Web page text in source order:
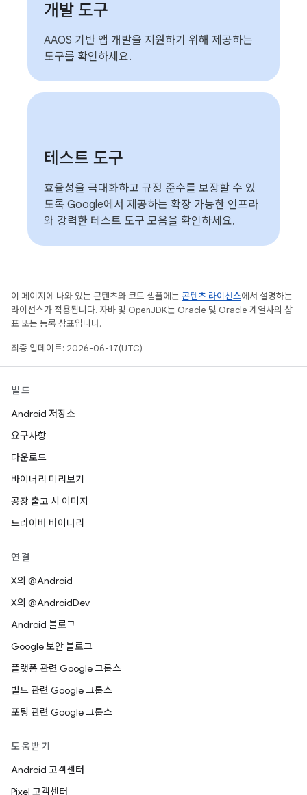
개발 도구
AAOS 기반 앱 개발을 지원하기 위해 제공하는
도구를 확인하세요.
테스트 도구
효율성을 극대화하고 규정 준수를 보장할 수 있
도록 Google에서 제공하는 확장 가능한 인프라
와 강력한 테스트 도구 모음을 확인하세요.
이 페이지에 나와 있는 콘텐츠와 코드 샘플에는 콘텐츠 라이선스에서 설명하는
라이선스가 적용됩니다. 자바 및 OpenJDK는 Oracle 및 Oracle 계열사의 상
표 또는 등록 상표입니다.
최종 업데이트: 2026-06-17(UTC)
빌드
Android 저장소
요구사항
다운로드
바이너리 미리보기
공장 출고 시 이미지
드라이버 바이너리
연결
X의 @Android
X의 @AndroidDev
Android 블로그
Google 보안 블로그
플랫폼 관련 Google 그룹스
빌드 관련 Google 그룹스
포팅 관련 Google 그룹스
도움받기
Android 고객센터
Pixel 고객센터